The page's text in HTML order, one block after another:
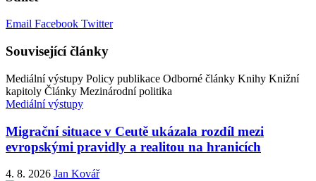
Email Facebook Twitter
Související články
Mediální výstupy Policy publikace Odborné články Knihy Knižní
kapitoly Články Mezinárodní politika
Mediální výstupy
Migrační situace v Ceutě ukázala rozdíl mezi
evropskými pravidly a realitou na hranicích
4. 8. 2026 Jan Kovář